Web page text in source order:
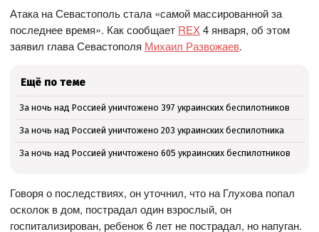
Атака на Севастополь стала «самой массированной за
последнее время». Как сообщает REX4 января, об этом
заявил глава Севастополя Михаил Развожаев.
Ещё по теме
За ночь над Россией уничтожено 397 украинских беспилотников
За ночь над Россией уничтожено 203 украинских беспилотника
За ночь над Россией уничтожено 605 украинских беспилотников
Говоря о последствиях, он уточнил, что на Глухова попал
осколок в дом, пострадал один взрослый, он
госпитализирован, ребенок 6 лет не пострадал, но напуган.